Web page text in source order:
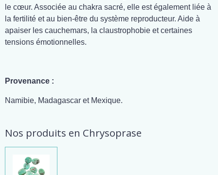
le cœur. Associée au chakra sacré, elle est également liée à
la fertilité et au bien-être du système reproducteur. Aide à
apaiser les cauchemars, la claustrophobie et certaines
tensions émotionnelles.
Provenance :
Namibie, Madagascar et Mexique.
Nos produits en Chrysoprase